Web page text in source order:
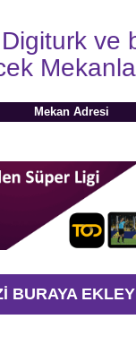
ve
Mekan Adresi
BURAYA